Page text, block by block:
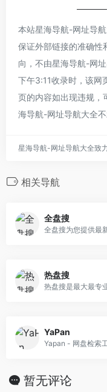
本站星海导航-网址导
保证外部链接的准确性
向，不由星海导航-网
下午3:11收录时，该网
页的内容如出现违规，
海导航-网址导航大全不
星海导航-网址导航大全致
相关导航
全盘搜
热盘搜
YaPan
Yapan - 网盘检索
暂无评论